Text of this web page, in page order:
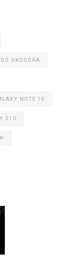
OKOSÓRA
NOTE 10
S10